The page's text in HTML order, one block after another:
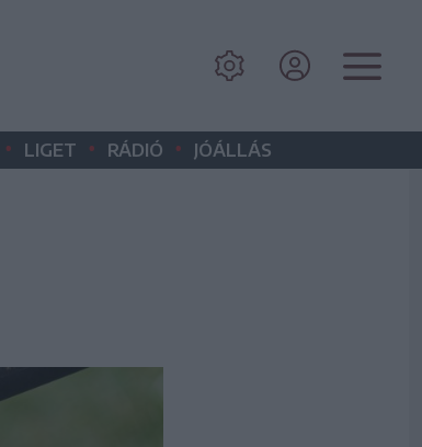
• LIGET • RÁDIÓ • JÓÁLLÁS